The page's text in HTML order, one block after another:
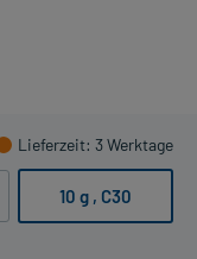
Lieferzeit: 3 Werktage
10 g , C30